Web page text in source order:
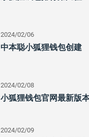
2024/02/06
中本聪小狐狸钱包创建
2024/02/08
小狐狸钱包官网最新版
2024/02/09